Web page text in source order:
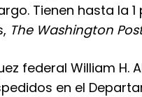
Tienen hasta la 1
The Washington
federal William H.
en el